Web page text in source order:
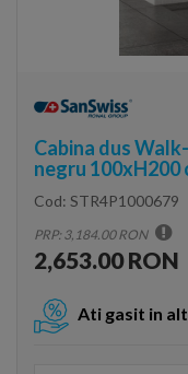
Cabina dus
negru 100xH200
Cod: STR4P1000679
PRP: 3,184.00 RON
2,653.00 RON
Ati gasit in